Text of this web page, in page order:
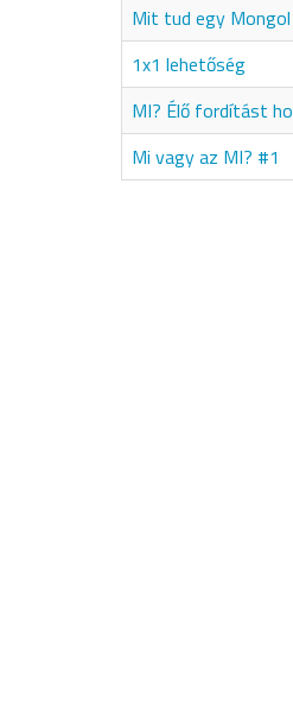
Mit tud egy Mongol
1x1 lehetőség
MI? Élő fordítást
Mi vagy az MI? #1